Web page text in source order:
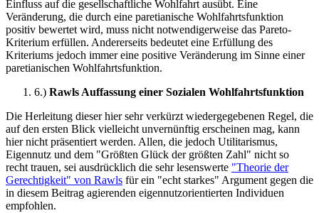
Einfluss auf die gesellschaftliche Wohlfahrt ausübt. Eine
Veränderung, die durch eine paretianische Wohlfahrtsfunktion
positiv bewertet wird, muss nicht notwendigerweise das Pareto-
Kriterium erfüllen. Andererseits bedeutet eine Erfüllung des
Kriteriums jedoch immer eine positive Veränderung im Sinne einer
paretianischen Wohlfahrtsfunktion.
6.) Rawls Auffassung einer Sozialen Wohlfahrtsfunktion
Die Herleitung dieser hier sehr verkürzt wiedergegebenen Regel, die
auf den ersten Blick vielleicht unvernünftig erscheinen mag, kann
hier nicht präsentiert werden. Allen, die jedoch Utilitarismus,
Eigennutz und dem "Größten Glück der größten Zahl" nicht so
recht trauen, sei ausdrücklich die sehr lesenswerte "Theorie der
Gerechtigkeit" von Rawls für ein "echt starkes" Argument gegen die
in diesem Beitrag agierenden eigennutzorientierten Individuen
empfohlen.